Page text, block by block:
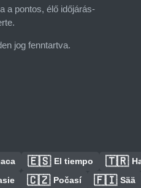
a pontos, élő időjárás-
jog fenntartva.
🇪🇸 El tiempo 🇹🇷
🇨🇿 Počasí 🇫🇮 Sää